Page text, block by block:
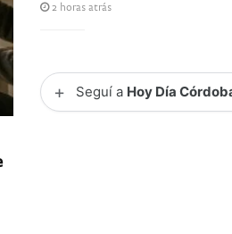
2 horas atrás
+ Seguí a Hoy Día